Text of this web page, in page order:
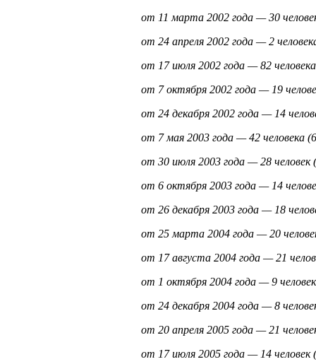
от 11 марта 2002 года — 30
от 24 апреля 2002 года — 2
от 17 июля 2002 года — 82
от 7 октября 2002 года — 19
от 24 декабря 2002 года — 14
от 7 мая 2003 года — 42 человека
от 30 июля 2003 года — 28 человек
от 6 октября 2003 года — 14
от 26 декабря 2003 года — 18
от 25 марта 2004 года — 20
от 17 августа 2004 года — 21
от 1 октября 2004 года — 9
от 24 декабря 2004 года — 8
от 20 апреля 2005 года — 21
от 17 июля 2005 года — 14 человек